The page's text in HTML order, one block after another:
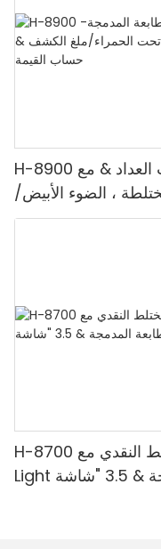
H-8900 من الدرجة المصرفية 2 جيب العداد & مع
، الضوء الأبيض/
& حساب القيمة
H-8700 عداد المذهب المختلط النقدي مع IR/White
Light مضاد للتزييف ، الطابعة المدمجة & 3.5 "شاشة